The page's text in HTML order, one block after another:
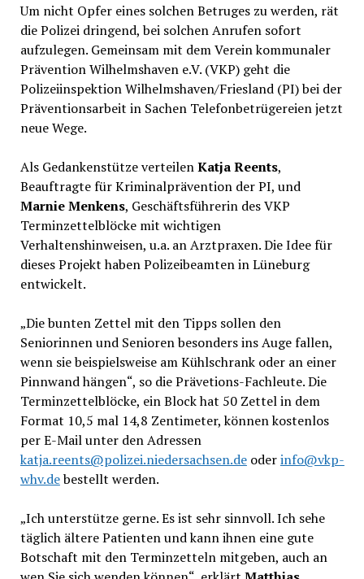
Um nicht Opfer eines solchen Betruges zu werden, rät
die Polizei dringend, bei solchen Anrufen sofort
aufzulegen. Gemeinsam mit dem Verein kommunaler
Prävention Wilhelmshaven e.V. (VKP) geht die
Polizeiinspektion Wilhelmshaven/Friesland (PI) bei der
Präventionsarbeit in Sachen Telefonbetrügereien jetzt
neue Wege.
Als Gedankenstütze verteilenKatja Reents,
Beauftragte für Kriminalprävention der PI, und
Marnie Menkens, Geschäftsführerin des VKP
Terminzettelblöcke mit wichtigen
Verhaltenshinweisen, u.a. an Arztpraxen. Die Idee für
dieses Projekt haben Polizeibeamten in Lüneburg
entwickelt.
„Die bunten Zettel mit den Tipps sollen den
Seniorinnen und Senioren besonders ins Auge fallen,
wenn sie beispielsweise am Kühlschrank oder an einer
Pinnwand hängen“, so die Prävetions-Fachleute. Die
Terminzettelblöcke, ein Block hat 50 Zettel in dem
Format 10,5 mal 14,8 Zentimeter, können kostenlos
per E-Mail unter den Adressen
katja.reents@polizei.niedersachsen.deoderinfo@vkp-
whv.debestellt werden.
„Ich unterstütze gerne. Es ist sehr sinnvoll. Ich sehe
täglich ältere Patienten und kann ihnen eine gute
Botschaft mit den Terminzetteln mitgeben, auch an